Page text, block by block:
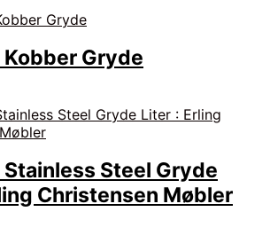
Kobber Gryde
Stainless Steel Gryde
Christensen Møbler